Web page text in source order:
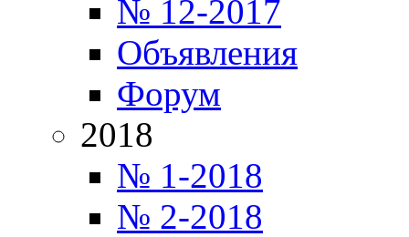
№ 12-2017
Объявления
Форум
2018
№ 1-2018
№ 2-2018